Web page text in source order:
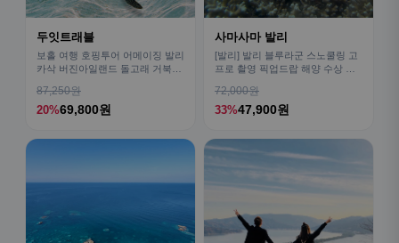
두잇트래블
보홀 여행 호핑투어 어메이징 발리
카삭 버진아일랜드 돌고래 거북이
87,250원
20%69,800원
사마사마 발리
[발리] 발리 블루라군 스노쿨링 고
프로 촬영 픽업드랍 해양 수상 액
72,000원
33%47,900원